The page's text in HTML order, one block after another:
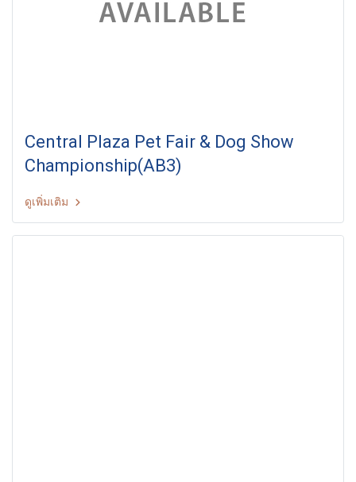
Central Plaza Pet Fair & Dog Show
Championship(AB3)
ดูเพิ่มเติม